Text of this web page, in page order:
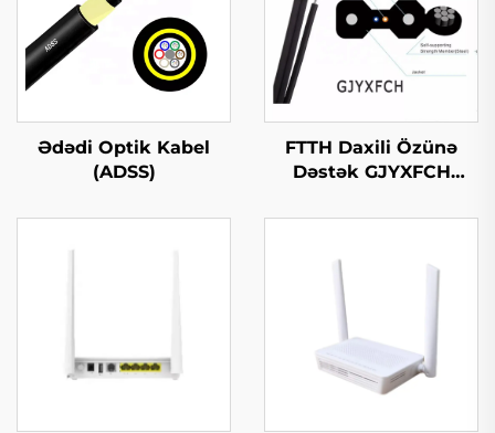
Ədədi Optik Kabel
(ADSS)
FTTH Daxili Özünə
Dəstək GJYXFCH